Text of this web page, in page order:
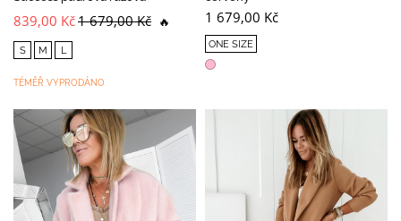
839,00 Kč1 679,00 Kč 🔥
S M L
TÉMĚŘ VYPRODÁNO
1 679,00 Kč
ONE SIZE